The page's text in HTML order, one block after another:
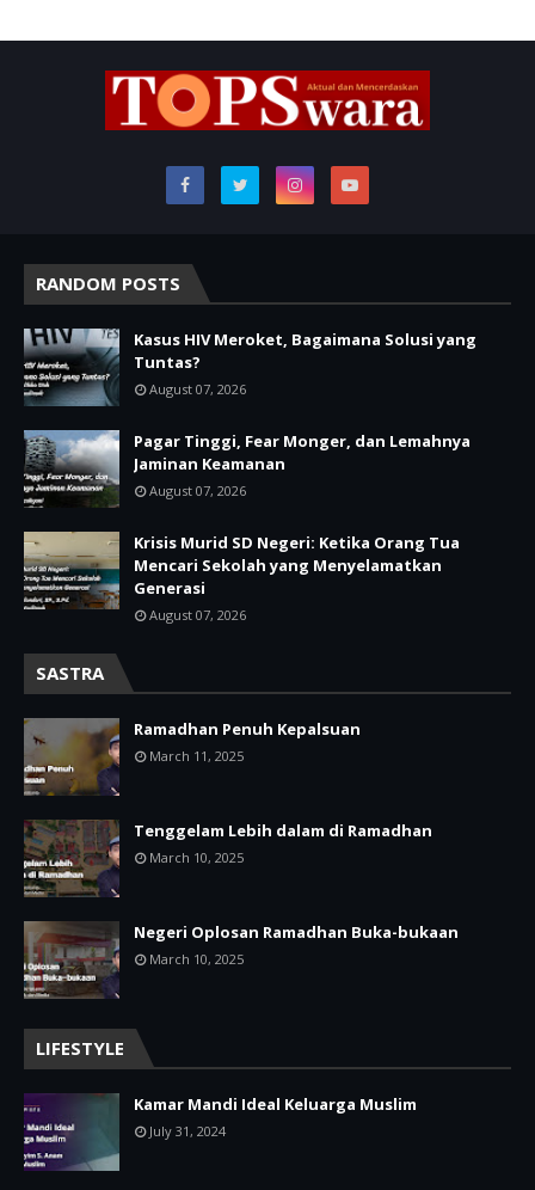
RANDOM POSTS
Kasus HIV Meroket, Bagaimana Solusi yang
Tuntas?
August 07, 2026
Pagar Tinggi, Fear Monger, dan Lemahnya
Jaminan Keamanan
August 07, 2026
Krisis Murid SD Negeri: Ketika Orang Tua
Mencari Sekolah yang Menyelamatkan
Generasi
August 07, 2026
SASTRA
Ramadhan Penuh Kepalsuan
March 11, 2025
Tenggelam Lebih dalam di Ramadhan
March 10, 2025
Negeri Oplosan Ramadhan Buka-bukaan
March 10, 2025
LIFESTYLE
Kamar Mandi Ideal Keluarga Muslim
July 31, 2024